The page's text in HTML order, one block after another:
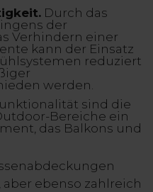
Durch das
der
Verhindern einer
kann der Einsatz
reduziert
werden.
sind die
Bereiche ein
das Balkons und
ebenso zahlreich